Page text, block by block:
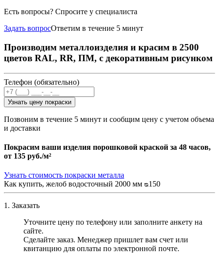
Есть вопросы? Спросите у специалиста
Задать вопросОтветим в течение 5 минут
Производим металлоизделия и красим в 2500
цветов RAL, RR, ПМ, с декоративным рисунком
Телефон (обязательно)
Узнать цену покраски
Позвоним в течение 5 минут и сообщим цену с учетом объема
и доставки
Покрасим ваши изделия порошковой краской за 48 часов,
от 135 руб./м²
Узнать стоимость покраски металла
Как купить, желоб водосточный 2000 мм ᴓ150
1. Заказать
Уточните цену по телефону или заполните анкету на
сайте.
Сделайте заказ. Менеджер пришлет вам счет или
квитанцию для оплаты по электронной почте.